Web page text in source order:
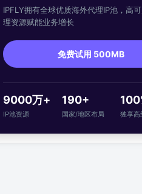
IPFLY拥有全球优质海外代理IP池，高
理资源赋能业务增长
免费试用 500MB
9000万+
IP池资源
190+
国家/地区布局 独享高